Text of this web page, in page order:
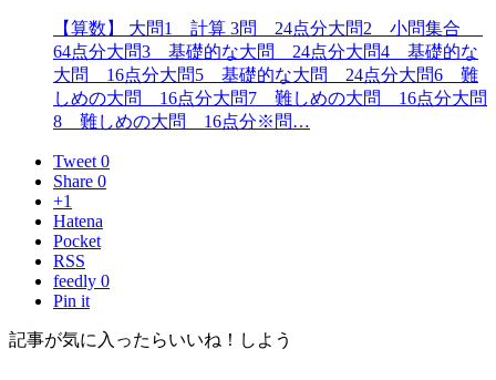
【算数】 大問1 計算 3問 24点分大問2 小問集合
64点分大問3 基礎的な大問 24点分大問4 基礎的な
大問 16点分大問5 基礎的な大問 24点分大問6 難
しめの大問 16点分大問7 難しめの大問 16点分大問
8 難しめの大問 16点分※問…
Tweet 0
Share 0
+1
Hatena
Pocket
RSS
feedly 0
Pin it
記事が気に入ったらいいね！しよう